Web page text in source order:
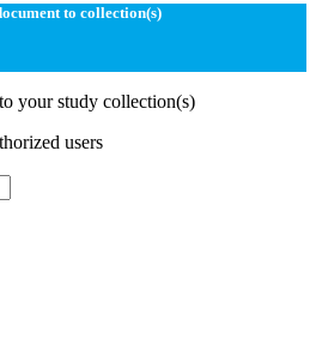
to collection(s)
your study collection(s)
users